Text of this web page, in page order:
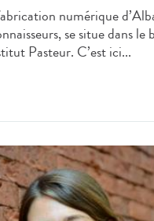
numérique
se situe dans
Pasteur. C’est ici...